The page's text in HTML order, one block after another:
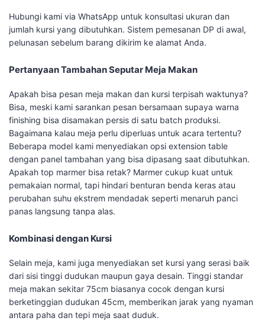
Hubungi kami via WhatsApp untuk konsultasi ukuran dan
jumlah kursi yang dibutuhkan. Sistem pemesanan DP di awal,
pelunasan sebelum barang dikirim ke alamat Anda.
Pertanyaan Tambahan Seputar Meja Makan
Apakah bisa pesan meja makan dan kursi terpisah waktunya?
Bisa, meski kami sarankan pesan bersamaan supaya warna
finishing bisa disamakan persis di satu batch produksi.
Bagaimana kalau meja perlu diperluas untuk acara tertentu?
Beberapa model kami menyediakan opsi extension table
dengan panel tambahan yang bisa dipasang saat dibutuhkan.
Apakah top marmer bisa retak? Marmer cukup kuat untuk
pemakaian normal, tapi hindari benturan benda keras atau
perubahan suhu ekstrem mendadak seperti menaruh panci
panas langsung tanpa alas.
Kombinasi dengan Kursi
Selain meja, kami juga menyediakan set kursi yang serasi baik
dari sisi tinggi dudukan maupun gaya desain. Tinggi standar
meja makan sekitar 75cm biasanya cocok dengan kursi
berketinggian dudukan 45cm, memberikan jarak yang nyaman
antara paha dan tepi meja saat duduk.